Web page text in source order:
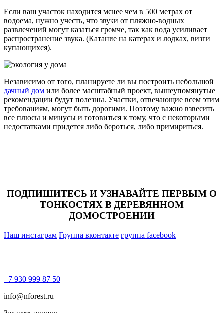
Если ваш участок находится менее чем в 500 метрах от
водоема, нужно учесть, что звуки от пляжно-водных
развлечений могут казаться громче, так как вода усиливает
распространение звука. (Катание на катерах и лодках, визги
купающихся).
Независимо от того, планируете ли вы построить небольшой
дачный дом или более масштабный проект, вышеупомянутые
рекомендации будут полезны. Участки, отвечающие всем этим
требованиям, могут быть дорогими. Поэтому важно взвесить
все плюсы и минусы и готовиться к тому, что с некоторыми
недостатками придется либо бороться, либо примириться.
ПОДПИШИТЕСЬ И УЗНАВАЙТЕ ПЕРВЫМ О
ТОНКОСТЯХ В ДЕРЕВЯННОМ
ДОМОСТРОЕНИИ
Наш инстаграм Группа вконтакте группа facebook
+7 930 999 87 50
info@nforest.ru